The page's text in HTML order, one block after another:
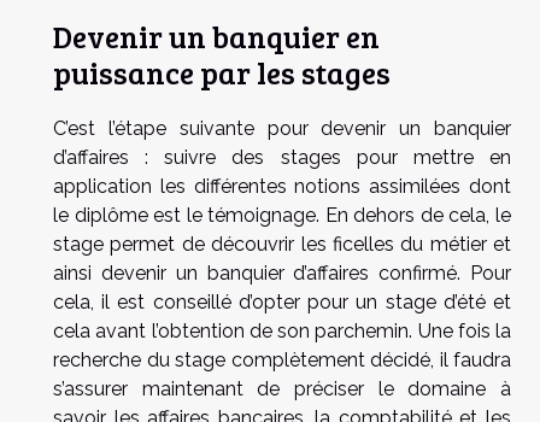
Devenir un banquier en
puissance par les stages
C’est l’étape suivante pour devenir un banquier
d’affaires : suivre des stages pour mettre en
application les différentes notions assimilées dont
le diplôme est le témoignage. En dehors de cela, le
stage permet de découvrir les ficelles du métier et
ainsi devenir un banquier d’affaires confirmé. Pour
cela, il est conseillé d’opter pour un stage d’été et
cela avant l’obtention de son parchemin. Une fois la
recherche du stage complètement décidé, il faudra
s’assurer maintenant de préciser le domaine à